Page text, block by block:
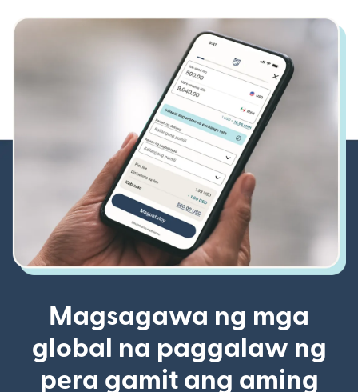
Magsagawa ng mga
global na paggalaw ng
pera gamit ang aming